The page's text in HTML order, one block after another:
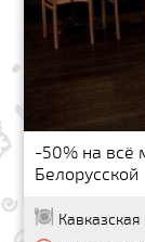
-50% на всё
Белорусской
Кавказская